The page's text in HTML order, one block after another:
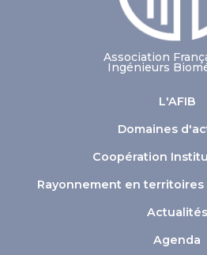
Association
Ingénieurs
L'AFIB
Domaines
Coopération
Rayonnement en
Actualités
Agenda